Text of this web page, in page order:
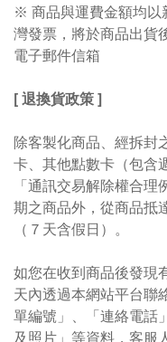
※ 商品與運費金額均以
灣發票，將於商品出貨
電子郵件信箱
[ 退換貨政策 ]
除客製化商品、經拆封
卡、其他點數卡（包含
「通訊交易解除權合
期之商品外，從商品抵
（７天含假日）。
如您在收到商品後發現
天內透過本網站平台聯
單編號」、「連絡電話
及照片」等資料，客服